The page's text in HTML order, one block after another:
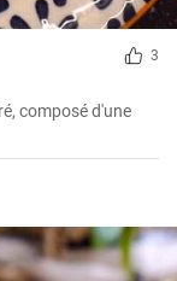
3
composé d'une